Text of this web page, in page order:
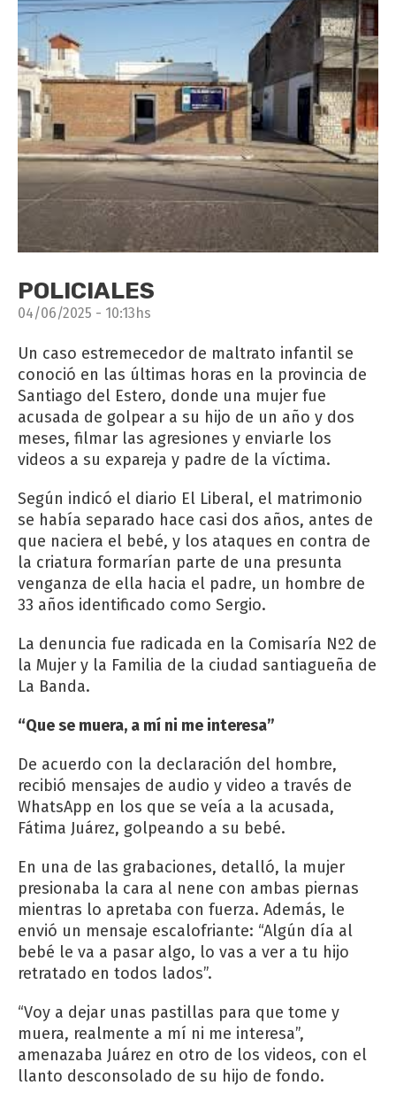
POLICIALES
04/06/2025 - 10:13hs
Un caso estremecedor de maltrato infantil se
conoció en las últimas horas en la provincia de
Santiago del Estero, donde una mujer fue
acusada de golpear a su hijo de un año y dos
meses, filmar las agresiones y enviarle los
videos a su expareja y padre de la víctima.
Según indicó el diario El Liberal, el matrimonio
se había separado hace casi dos años, antes de
que naciera el bebé, y los ataques en contra de
la criatura formarían parte de una presunta
venganza de ella hacia el padre, un hombre de
33 años identificado como Sergio.
La denuncia fue radicada en la Comisaría Nº2 de
la Mujer y la Familia de la ciudad santiagueña de
La Banda.
“Que se muera, a mí ni me interesa”
De acuerdo con la declaración del hombre,
recibió mensajes de audio y video a través de
WhatsApp en los que se veía a la acusada,
Fátima Juárez, golpeando a su bebé.
En una de las grabaciones, detalló, la mujer
presionaba la cara al nene con ambas piernas
mientras lo apretaba con fuerza. Además, le
envió un mensaje escalofriante: “Algún día al
bebé le va a pasar algo, lo vas a ver a tu hijo
retratado en todos lados”.
“Voy a dejar unas pastillas para que tome y
muera, realmente a mí ni me interesa”,
amenazaba Juárez en otro de los videos, con el
llanto desconsolado de su hijo de fondo.